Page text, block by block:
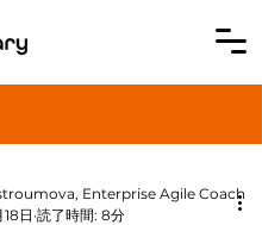
Enterprise Agile Coach
日 読了時間: 8分